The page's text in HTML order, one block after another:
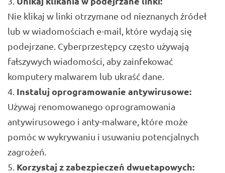
Nie klikaj w linki otrzymane od nieznanych źródeł
lub w wiadomościach e-mail, które wydają się
podejrzane. Cyberprzestępcy często używają
fałszywych wiadomości, aby zainfekować
komputery malwarem lub ukraść dane.
Instaluj oprogramowanie antywirusowe:
Używaj renomowanego oprogramowania
antywirusowego i anty-malware, które może
pomóc w wykrywaniu i usuwaniu potencjalnych
zagrożeń.
Korzystaj z zabezpieczeń dwuetapowych: